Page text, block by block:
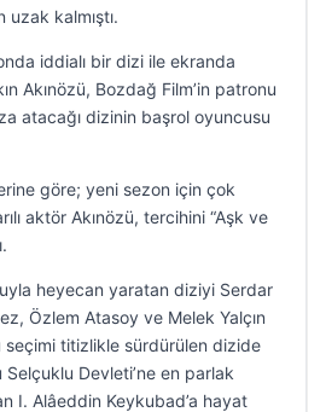
kalmıştı.
iddialı bir dizi ile ekranda
Akınözü, Bozdağ Film’in patronu
atacağı dizinin başrol oyuncusu
göre; yeni sezon için çok
aktör Akınözü, tercihini “Aşk ve
heyecan yaratan diziyi Serdar
Özlem Atasoy ve Melek Yalçın
seçimi titizlikle sürdürülen dizide
Selçuklu Devleti’ne en parlak
I. Alâeddin Keykubad’a hayat